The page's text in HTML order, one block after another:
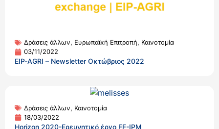
Δράσεις άλλων, Ευρωπαϊκή Επιτροπή, Καινοτομία
03/11/2022
EIP-AGRI – Newsletter Οκτώβριος 2022
Δράσεις άλλων, Καινοτομία
18/03/2022
Horizon 2020-Ερευνητικό έργο FF-IPM